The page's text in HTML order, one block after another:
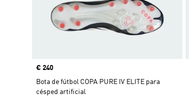
Precio
€ 240
Bota de fútbol COPA PURE IV ELITE para
césped artificial